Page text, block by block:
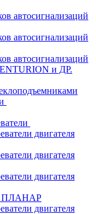
автосигнализаций
автосигнализаций
автосигнализаций
и ДР.
двигателя
двигателя
двигателя
ПЛАНАР
двигателя